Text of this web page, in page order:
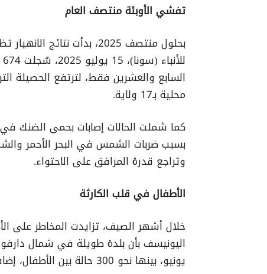
تفشي الأوبئة منتصف العام
بحلول منتصف 2025، بدأت
محلية بـ17 ولاية.
كما شملت الحالات إصابات بحمى الضنك
بسبب ضربات الشمس في البحر الأحمر
وتراجع قدرة المرافق على الاحتواء.
الأطفال في قلب الكارثة
يونيو، بينها نحو 300 حالة بين الأطفال، إضافة إلى 20 وفاة.